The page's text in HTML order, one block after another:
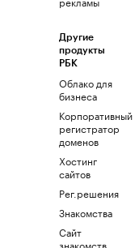
Другие
продукты
РБК
Облако для
бизнеса
Корпоративный
регистратор
доменов
Хостинг
сайтов
Рег.решения
Знакомства
Сайт
знакомств